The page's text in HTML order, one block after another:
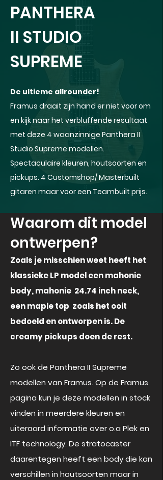
PANTHERA
II STUDIO
SUPREME
De ultieme allrounder!
Framus draait zijn hand er niet voor om
en kijk naar het verbluffende resultaat
met deze 4 waanzinnige Panthera II
Studio Supreme modellen.
Spectaculaire kleuren, houtsoorten en
pickups. 4 Customshop/ Masterbuilt
gitaren maar voor een Teambuilt prijs.
Waarom dit model
ontwerpen?
Zoals je misschien weet heeft het
klassieke LP model een mahonie
body, mahonie 24.74 inch neck,
een maple top zoals het ooit
bedoeld en ontworpen is. De
creamy pickups doen de rest.
Zo ook de Panthera II Supreme
modellen van Framus. Op de Framus
pagina kun je deze modellen in stock
vinden in meerdere kleuren en
uiteraard informatie over o.a Plek en
ITF technology. De stratocaster
daarentegen heeft een body die kan
verschillen in houtsoorten maar in